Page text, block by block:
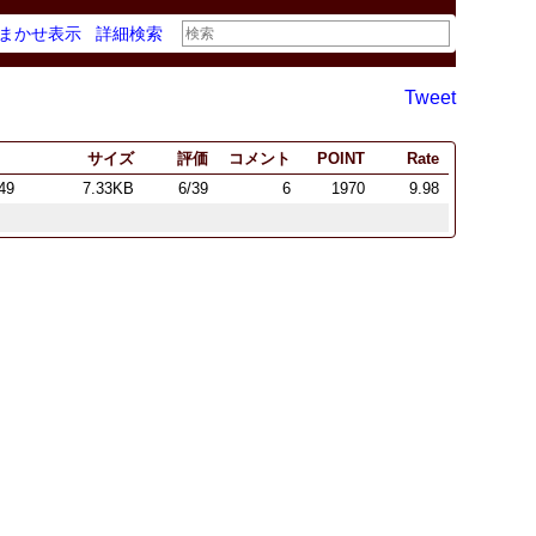
かせ表示 詳細検索
Tweet
サイズ 評価 コメント POINT
Rate
7.33KB 6/39 6 1970
9.98